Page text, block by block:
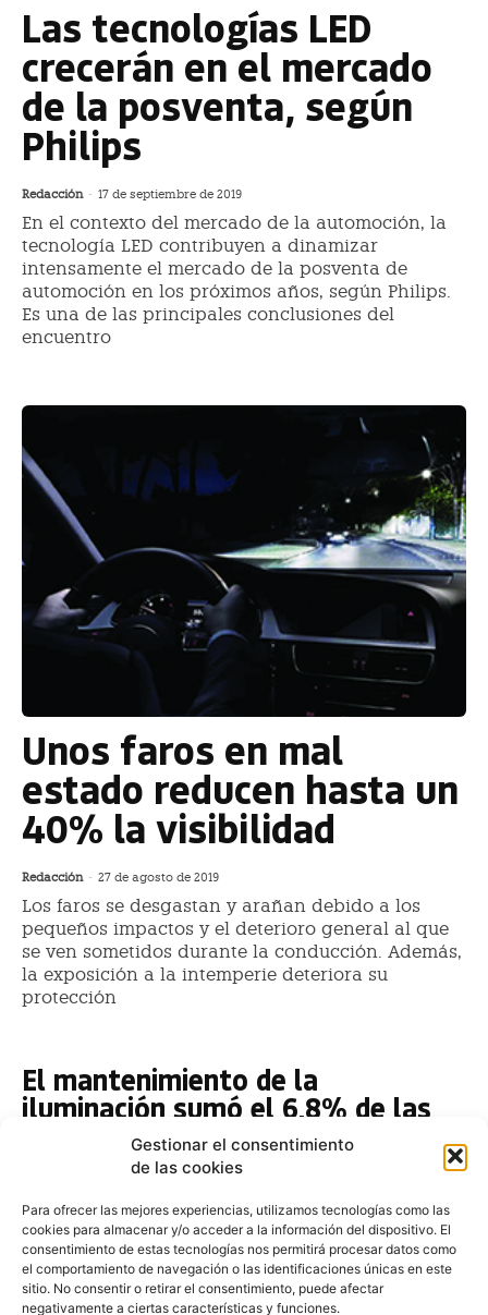
Gestionar el consentimiento
de las cookies
Para ofrecer las mejores experiencias, utilizamos tecnologías como las
cookies para almacenar y/o acceder a la información del dispositivo. El
consentimiento de estas tecnologías nos permitirá procesar datos como
el comportamiento de navegación o las identificaciones únicas en este
sitio. No consentir o retirar el consentimiento, puede afectar
negativamente a ciertas características y funciones.
Las tecnologías LED
crecerán en el mercado
de la posventa, según
Philips
Redacción - 17 de septiembre de 2019
En el contexto del mercado de la automoción, la
tecnología LED contribuyen a dinamizar
intensamente el mercado de la posventa de
automoción en los próximos años, según Philips.
Es una de las principales conclusiones del
encuentro
Unos faros en mal
estado reducen hasta un
40% la visibilidad
Redacción - 27 de agosto de 2019
Los faros se desgastan y arañan debido a los
pequeños impactos y el deterioro general al que
se ven sometidos durante la conducción. Además,
la exposición a la intemperie deteriora su
protección
El mantenimiento de la
iluminación sumó el 6,8% de las
operaciones de talleres en 2018
27 de mayo de 2019
estuvieron presentes en el 6,8% del total de entradas
en los talleres realizadas el año pasado, según un
Las ITV rechazan a un 40% más